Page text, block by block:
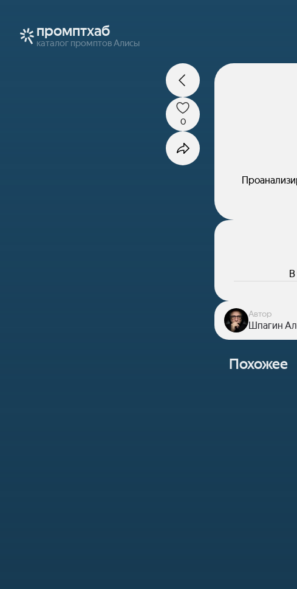
промптхаб
каталог промптов Алисы
0
В
Автор
Шпагин
Похожее